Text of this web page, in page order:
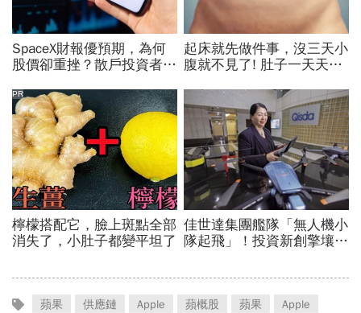
蘋果 供應鏈 Apple 蘋概股 蘋果
Apple